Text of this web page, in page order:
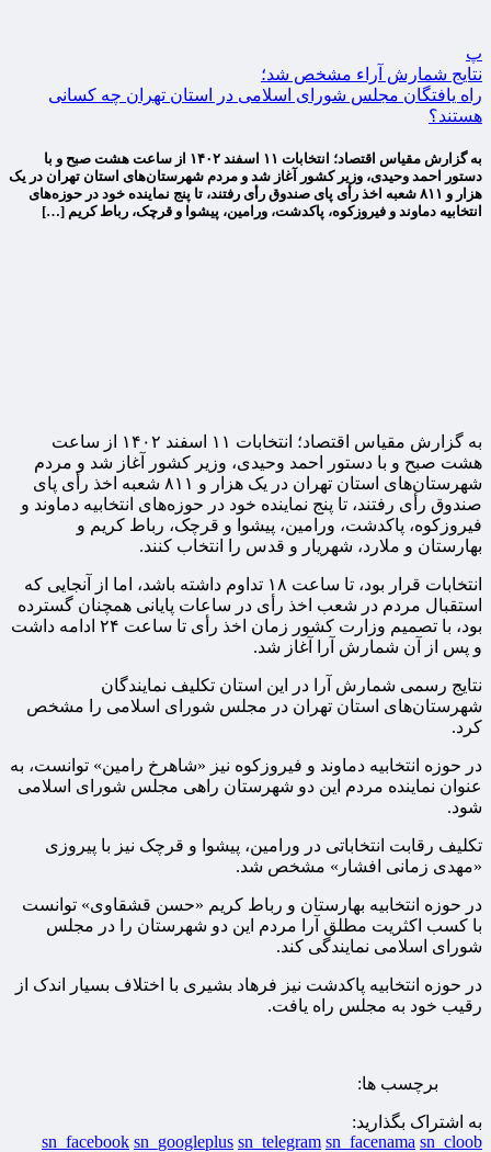
پ
نتایج شمارش آراء مشخص شد؛
راه یافتگان مجلس شورای اسلامی در استان تهران چه کسانی
هستند؟
به گزارش مقیاس اقتصاد؛ انتخابات ۱۱ اسفند ۱۴۰۲ از ساعت هشت صبح و با
دستور احمد وحیدی، وزیر کشور آغاز شد و مردم شهرستان‌های استان تهران در یک
هزار و ۸۱۱ شعبه اخذ رأی پای صندوق رأی رفتند، تا پنج نماینده خود در حوزه‌های
انتخابیه دماوند و فیروزکوه، پاکدشت، ورامین، پیشوا و قرچک، رباط کریم […]
به گزارش مقیاس اقتصاد؛ انتخابات ۱۱ اسفند ۱۴۰۲ از ساعت
هشت صبح و با دستور احمد وحیدی، وزیر کشور آغاز شد و مردم
شهرستان‌های استان تهران در یک هزار و ۸۱۱ شعبه اخذ رأی پای
صندوق رأی رفتند، تا پنج نماینده خود در حوزه‌های انتخابیه دماوند و
فیروزکوه، پاکدشت، ورامین، پیشوا و قرچک، رباط کریم و
بهارستان و ملارد، شهریار و قدس را انتخاب کنند.
انتخابات قرار بود، تا ساعت ۱۸ تداوم داشته باشد، اما از آنجایی که
استقبال مردم در شعب اخذ رأی در ساعات پایانی همچنان گسترده
بود، با تصمیم وزارت کشور زمان اخذ رأی تا ساعت ۲۴ ادامه داشت
و پس از آن شمارش آرا آغاز شد.
نتایج رسمی شمارش آرا در این استان تکلیف نمایندگان
شهرستان‌های استان تهران در مجلس شورای اسلامی را مشخص
کرد.
در حوزه انتخابیه دماوند و فیروزکوه نیز «شاهرخ رامین» توانست، به
عنوان نماینده مردم این دو شهرستان راهی مجلس شورای اسلامی
شود.
تکلیف رقابت انتخاباتی در ورامین، پیشوا و قرچک نیز با پیروزی
«مهدی زمانی افشار» مشخص شد.
در حوزه انتخابیه بهارستان و رباط کریم «حسن قشقاوی» توانست
با کسب اکثریت مطلق آرا مردم این دو شهرستان را در مجلس
شورای اسلامی نمایندگی کند.
در حوزه انتخابیه پاکدشت نیز فرهاد بشیری با اختلاف بسیار اندک از
رقیب خود به مجلس راه یافت.
برچسب ها:
به اشتراک بگذارید:
sn_facebook sn_googleplus sn_telegram sn_facenama sn_cloob